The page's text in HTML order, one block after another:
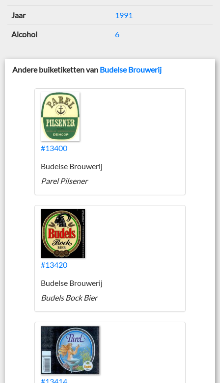
Jaar 1991
Alcohol 6
Andere buiketiketten van Budelse Brouwerij
#13400
Budelse Brouwerij
Parel Pilsener
#13420
Budelse Brouwerij
Budels Bock Bier